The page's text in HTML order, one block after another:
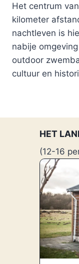
Het centrum
kilometer
nachtleven is
nabije
outdoor
cultuur en
HET
(12-16
DE
(25-50
DE
(10-14
HET
(8-12